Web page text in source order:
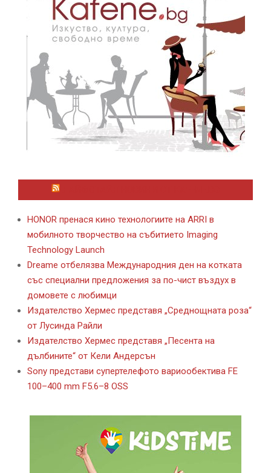
HONOR пренася кино технологиите на ARRI в
мобилното творчество на събитието Imaging
Technology Launch
Dreame отбелязва Международния ден на котката
със специални предложения за по-чист въздух в
домовете с любимци
Издателство Хермес представя „Среднощната роза“
от Лусинда Райли
Издателство Хермес представя „Песента на
дълбините“ от Кели Андерсън
Sony представи супертелефото вариообектива FE
100–400 mm F5.6–8 OSS